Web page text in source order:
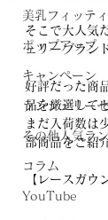
美乳フィッテ
ポップアップ
キャンペーン
ランジェリー
その他人気ラ
コラム
YouTube
そこで大人気
ェリーブラン
好評だった商
品を厳選して
まだ入荷数は
部商品をご紹
【レースガウ